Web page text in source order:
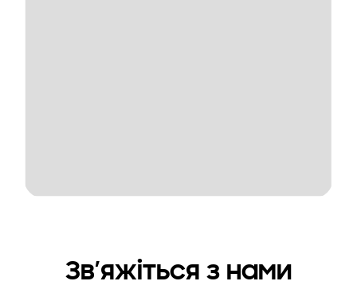
Зв’яжіться з нами